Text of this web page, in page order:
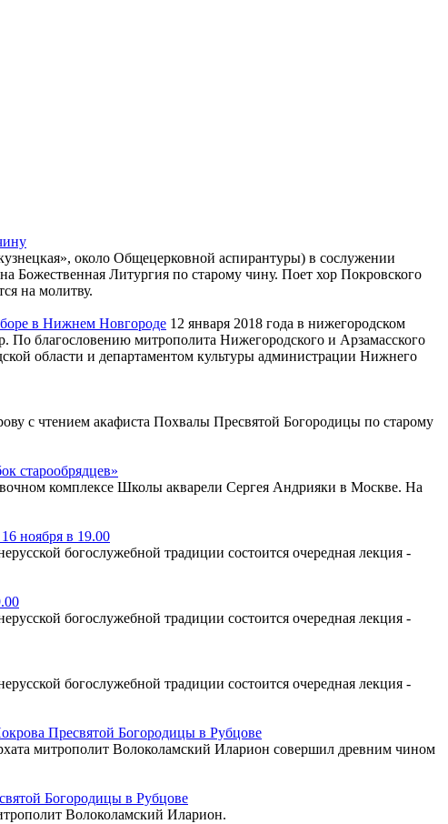
около Общецерковной аспирантуры) в сослужении
Литургия по старому чину. Поет хор Покровского
на молитву.
в Нижнем Новгороде 12 января 2018 года в нижегородском
По благословению митрополита Нижегородского и Арзамасского
области и департаментом культуры администрации Нижнего
с чтением акафиста Похвалы Пресвятой Богородицы по старому
старообрядцев»
комплексе Школы акварели Сергея Андрияки в Москве. На
ноября в 19.00
богослужебной традиции состоится очередная лекция -
богослужебной традиции состоится очередная лекция -
богослужебной традиции состоится очередная лекция -
Пресвятой Богородицы в Рубцове
митрополит Волоколамский Иларион совершил древним чином
Богородицы в Рубцове
Волоколамский Иларион.